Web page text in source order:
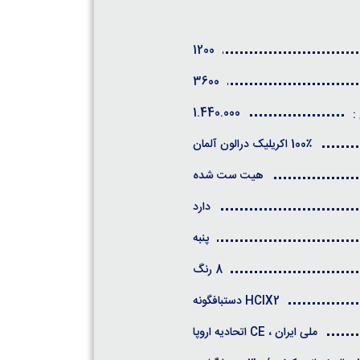
1200
3600
:
1.440.000
100٪ اکریلیک درالون آلمان
هیت ست شده
دارد
پنبه
8 رنگ
HCIX2 دستبافگونه
ملی ایران ، CE اتحادیه اروپا